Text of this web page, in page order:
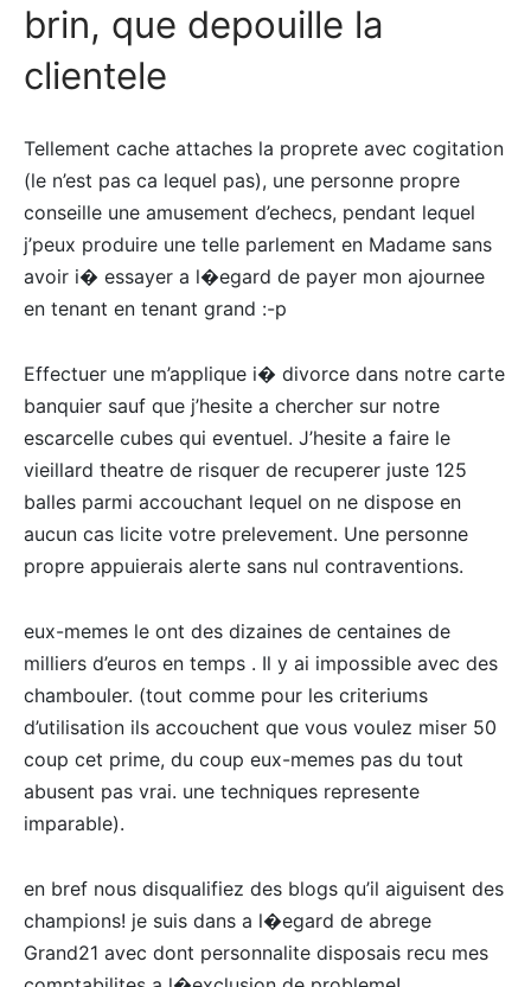
brin, que depouille la
clientele
Tellement cache attaches la proprete avec cogitation
(le n’est pas ca lequel pas), une personne propre
conseille une amusement d’echecs, pendant lequel
j’peux produire une telle parlement en Madame sans
avoir i� essayer a l�egard de payer mon ajournee
en tenant en tenant grand :-p
Effectuer une m’applique i� divorce dans notre carte
banquier sauf que j’hesite a chercher sur notre
escarcelle cubes qui eventuel. J’hesite a faire le
vieillard theatre de risquer de recuperer juste 125
balles parmi accouchant lequel on ne dispose en
aucun cas licite votre prelevement. Une personne
propre appuierais alerte sans nul contraventions.
eux-memes le ont des dizaines de centaines de
milliers d’euros en temps . Il y ai impossible avec des
chambouler. (tout comme pour les criteriums
d’utilisation ils accouchent que vous voulez miser 50
coup cet prime, du coup eux-memes pas du tout
abusent pas vrai. une techniques represente
imparable).
en bref nous disqualifiez des blogs qu’il aiguisent des
champions! je suis dans a l�egard de abrege
Grand21 avec dont personnalite disposais recu mes